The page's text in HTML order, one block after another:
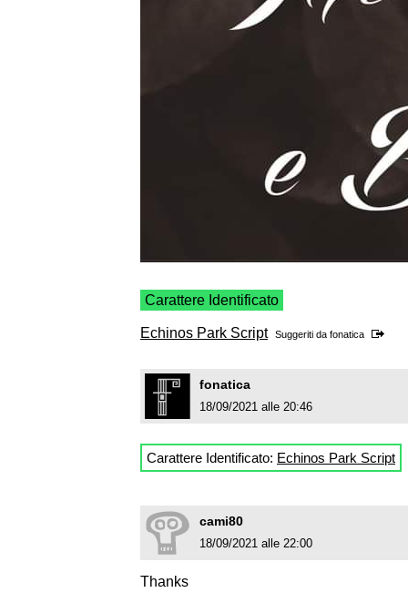
Carattere Identificato
Echinos Park Script Suggeriti da fonatica
fonatica
18/09/2021 alle 20:46
Carattere Identificato: Echinos Park Script
cami80
18/09/2021 alle 22:00
Thanks